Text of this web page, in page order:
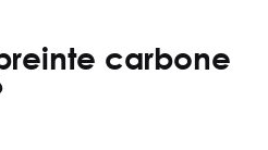
carbone